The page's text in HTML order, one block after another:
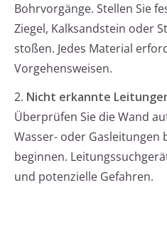
Bohrvorgänge. Stellen Sie
Ziegel, Kalksandstein oder
stoßen. Jedes Material
Vorgehensweisen.
2. Nicht erkannte
Überprüfen Sie die Wand
Wasser- oder Gasleitungen
beginnen.
und potenzielle Gefahren.